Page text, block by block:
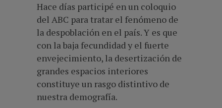
Hace días participé en un coloquio
del ABC para tratar el fenómeno de
la despoblación en el país. Y es que
con la baja fecundidad y el fuerte
envejecimiento, la desertización de
grandes espacios interiores
constituye un rasgo distintivo de
nuestra demografía.